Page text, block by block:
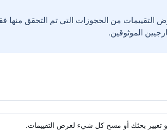
التقييمات من الحجوزات التي تم التحقق منها
تغيير بحثك أو مسح كل شيء لعرض التقييمات.